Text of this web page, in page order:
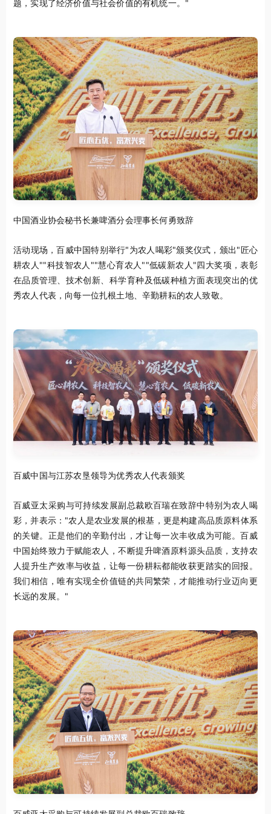
题，实现了经济价值与社会价值的有机统一。"
中国酒业协会秘书长兼啤酒分会理事长何勇致辞
活动现场，百威中国特别举行"为农人喝彩"颁奖仪式，颁出"匠心
耕农人""科技智农人""慧心育农人""低碳新农人"四大奖项，表彰
在品质管理、技术创新、科学育种及低碳种植方面表现突出的优
秀农人代表，向每一位扎根土地、辛勤耕耘的农人致敬。
百威中国与江苏农垦领导为优秀农人代表颁奖
百威亚太采购与可持续发展副总裁欧百瑞在致辞中特别为农人喝
彩，并表示："农人是农业发展的根基，更是构建高品质原料体系
的关键。正是他们的辛勤付出，才让每一次丰收成为可能。百威
中国始终致力于赋能农人，不断提升啤酒原料源头品质，支持农
人提升生产效率与收益，让每一份耕耘都能收获更踏实的回报。
我们相信，唯有实现全价值链的共同繁荣，才能推动行业迈向更
长远的发展。"